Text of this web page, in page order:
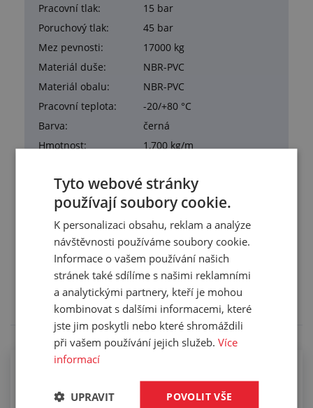
Pracovní tlak:
15 bar
Poruchový tlak:
45 bar
Mez pevnosti:
17000 kg
Materiál duše:
NBR-PVC
Materiál obalu:
NBR-PVC
Pracovní teplota:
-20/+80 °C
Barva:
černá
Hmotnost:
1,700 kg/m
Služby
Tento výrobek pro vás upravíme na míru. Konkrétní
specifikaci budete moci upřesnit v poznámce u
objednávky.
Tyto webové stránky
používají soubory cookie.
K personalizaci obsahu, reklam a analýze
návštěvnosti používáme soubory cookie.
Informace o vašem používání našich
stránek také sdílíme s našimi reklamními
a analytickými partnery, kteří je mohou
kombinovat s dalšími informacemi, které
jste jim poskytli nebo které shromáždili
při vašem používání jejich služeb.Více
informací
POVOLIT VŠE
UPRAVIT